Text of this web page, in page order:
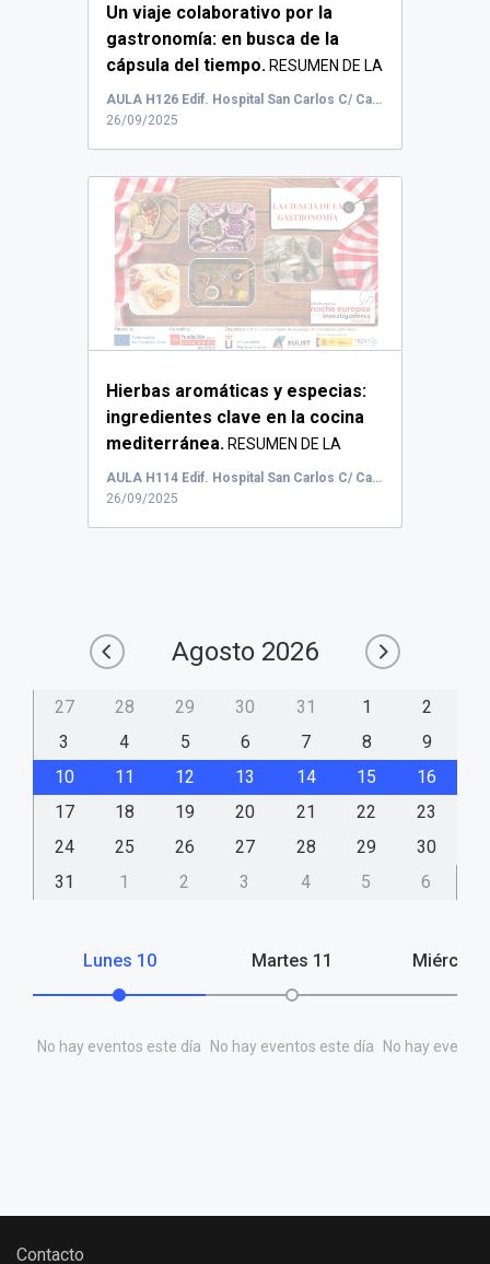
Un viaje colaborativo por la
gastronomía: en busca de la
cápsula del tiempo. RESUMEN DE LA
ACTIVIDAD: E...
AULA H126 Edif. Hospital San Carlos C/ Capitán Angosto Gómez Castrillón, 91
26/09/2025
Hierbas aromáticas y especias:
ingredientes clave en la cocina
mediterránea. RESUMEN DE LA
ACTIVIDAD: L...
AULA H114 Edif. Hospital San Carlos C/ Capitán Angosto Gómez Castrillón, 91
26/09/2025
Agosto 2026
27 28 29 30 31 1
2
3
4 5 6 7 8
9
10
11 12 13 14 15
16
17
18 19 20 21 22
23
24
25 26 27 28 29
30
31
1 2 3 4 5 6
Lunes 10
No hay eventos este día
Martes 11
No hay eventos este día No hay
Contacto